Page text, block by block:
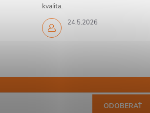
24.5.2026
kvalita.
ODOBERAŤ